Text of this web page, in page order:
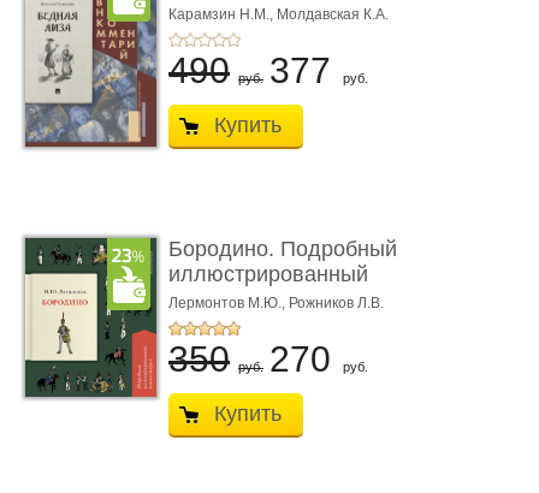
иллюстрированный
комме ...
Карамзин Н.М., Молдавская К.А.
490 руб. 377 руб.
Купить
Бородино. Подробный
иллюстрированный
коммент� ...
Лермонтов М.Ю., Рожников Л.В.
350 руб. 270 руб.
Купить